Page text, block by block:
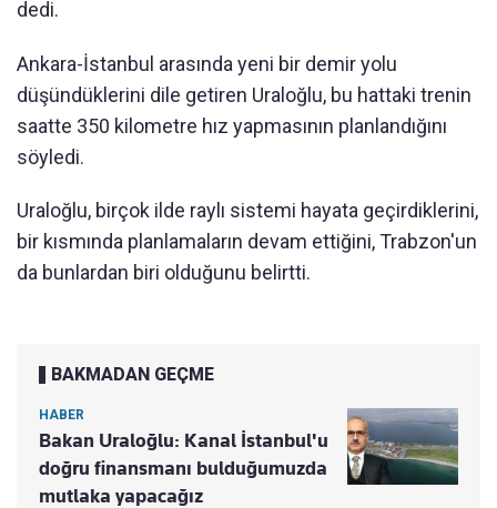
dedi.
Ankara-İstanbul arasında yeni bir demir yolu
düşündüklerini dile getiren Uraloğlu, bu hattaki trenin
saatte 350 kilometre hız yapmasının planlandığını
söyledi.
Uraloğlu, birçok ilde raylı sistemi hayata geçirdiklerini,
bir kısmında planlamaların devam ettiğini, Trabzon'un
da bunlardan biri olduğunu belirtti.
BAKMADAN GEÇME
HABER
Bakan Uraloğlu: Kanal İstanbul'u
doğru finansmanı bulduğumuzda
mutlaka yapacağız